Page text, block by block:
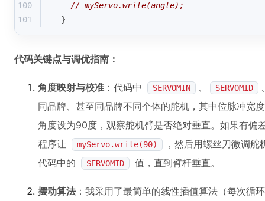
100
// myServo.write(angle);
101
}
代码关键点与调优指南：
角度映射与校准 ：代码中 SERVOMIN 、 SERVOMID
同品牌、甚至同品牌不同个体的舵机，其中位脉冲宽
角度设为90度，观察舵机臂是否绝对垂直。如果有偏
程序让
myServo.write(90)
，然后用螺丝刀微调
代码中的
SERVOMID 值，直到臂杆垂直。
摆动算法 ：我采用了最简单的线性插值算法（每次循